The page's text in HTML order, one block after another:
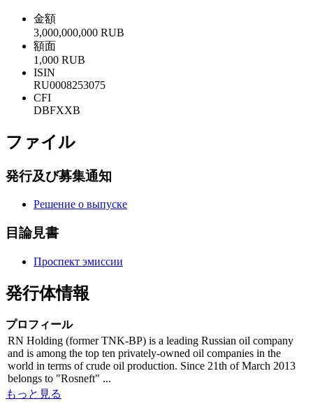
金額
3,000,000,000 RUB
額面
1,000 RUB
ISIN
RU0008253075
CFI
DBFXXB
ファイル
発行及び募集通知
Решение о выпуске
目論見書
Проспект эмиссии
発行体情報
プロフィール
RN Holding (former TNK-BP) is a leading Russian oil company
and is among the top ten privately-owned oil companies in the
world in terms of crude oil production. Since 21th of March 2013
belongs to "Rosneft" ...
もっと見る